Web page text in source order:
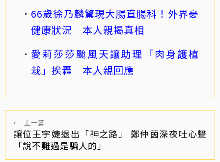
66歲徐乃麟驚現大腸直腸科！外界憂
健康狀況 本人親揭真相
愛莉莎莎颱風天讓助理「肉身護植
栽」挨轟 本人親回應
← 上一篇
讓位王宇婕退出「神之路」 鄭仲茵深夜吐心聲
「說不難過是騙人的」